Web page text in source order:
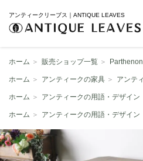
アンティークリーブス｜ANTIQUE LEAVES
ホーム ＞ 販売ショップ一覧 ＞ Parthenon
ホーム ＞ アンティークの家具 ＞ アンテ
ホーム ＞ アンティークの用語・デザイン
ホーム ＞ アンティークの用語・デザイン